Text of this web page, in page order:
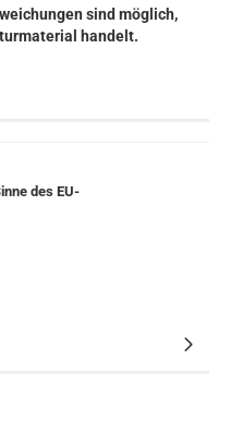
sind möglich,
handelt.
des EU-